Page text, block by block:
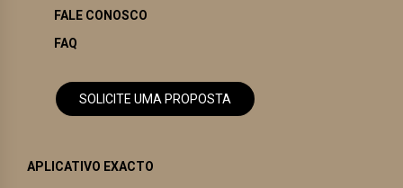
FALE CONOSCO
FAQ
SOLICITE UMA PROPOSTA
APLICATIVO EXACTO